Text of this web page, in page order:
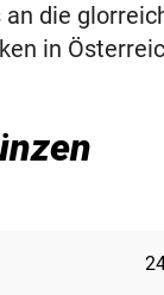
die
in